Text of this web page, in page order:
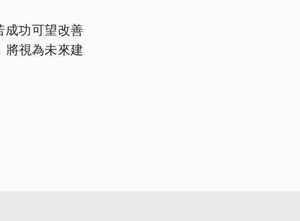
成功可望改善
將視為未來建